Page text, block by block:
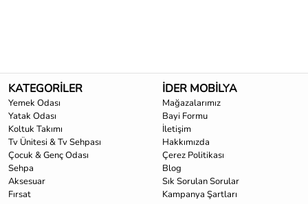
KATEGORİLER
Yemek Odası
Yatak Odası
Koltuk Takımı
Tv Ünitesi & Tv Sehpası
Çocuk & Genç Odası
Sehpa
Aksesuar
Fırsat
İDER MOBİLYA
Mağazalarımız
Bayi Formu
İletişim
Hakkımızda
Çerez Politikası
Blog
Sık Sorulan Sorular
Kampanya Şartları